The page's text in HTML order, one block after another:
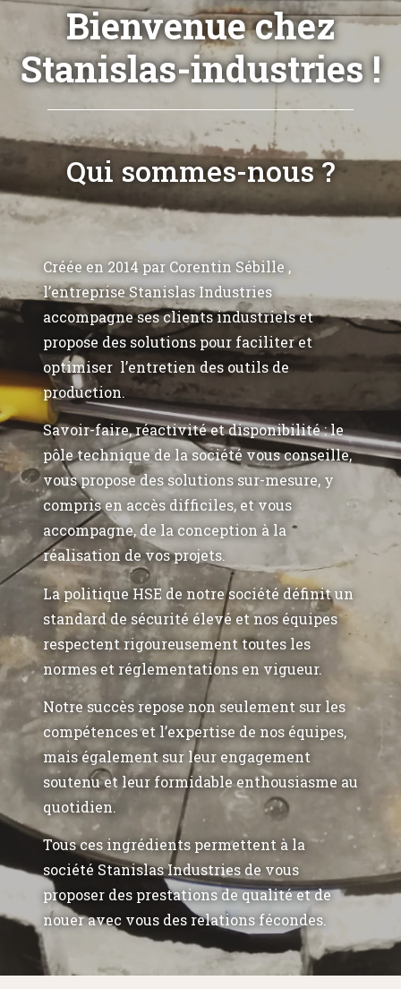
Bienvenue chez
Stanislas-industries !
Qui sommes-nous ?
Créée en 2014 par Corentin Sébille ,
l’entreprise Stanislas Industries
accompagne ses clients industriels et
propose des solutions pour faciliter et
optimiser l’entretien des outils de
production.
Savoir-faire, réactivité et disponibilité : le
pôle technique de la société vous conseille,
vous propose des solutions sur-mesure, y
compris en accès difficiles, et vous
accompagne, de la conception à la
réalisation de vos projets.
La politique HSE de notre société définit un
standard de sécurité élevé et nos équipes
respectent rigoureusement toutes les
normes et réglementations en vigueur.
Notre succès repose non seulement sur les
compétences et l’expertise de nos équipes,
mais également sur leur engagement
soutenu et leur formidable enthousiasme au
quotidien.
Tous ces ingrédients permettent à la
société Stanislas Industries de vous
proposer des prestations de qualité et de
nouer avec vous des relations fécondes.